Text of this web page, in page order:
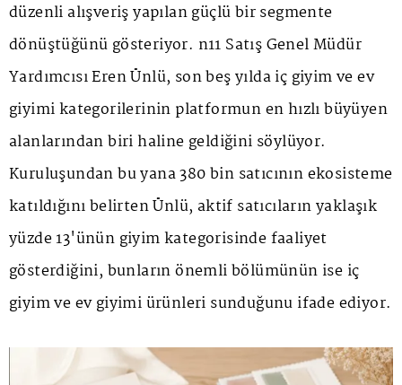
düzenli alışveriş yapılan güçlü bir segmente
dönüştüğünü gösteriyor. n11 Satış Genel Müdür
Yardımcısı Eren Ünlü, son beş yılda iç giyim ve ev
giyimi kategorilerinin platformun en hızlı büyüyen
alanlarından biri haline geldiğini söylüyor.
Kuruluşundan bu yana 380 bin satıcının ekosisteme
katıldığını belirten Ünlü, aktif satıcıların yaklaşık
yüzde 13'ünün giyim kategorisinde faaliyet
gösterdiğini, bunların önemli bölümünün ise iç
giyim ve ev giyimi ürünleri sunduğunu ifade ediyor.